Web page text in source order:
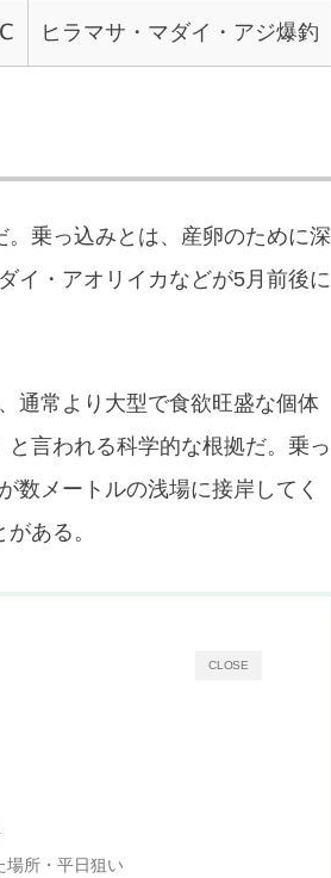
ヒラマサ・マダイ・アジ爆釣
乗っ込みとは、産卵のために深
イ・アオリイカなどが5月前後に
通常より大型で食欲旺盛な個体
言われる科学的な根拠だ。乗っ
数メートルの浅場に接岸してく
ある。
CLOSE
場所・平日狙い